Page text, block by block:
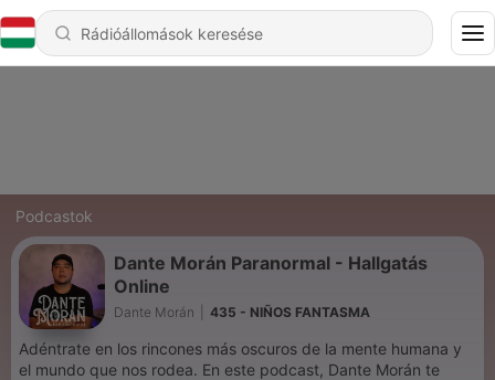
Podcastok
Dante Morán Paranormal - Hallgatás
Online
Dante Morán 435 - NIÑOS FANTASMA
Adéntrate en los rincones más oscuros de la mente humana y
el mundo que nos rodea. En este podcast, Dante Morán te